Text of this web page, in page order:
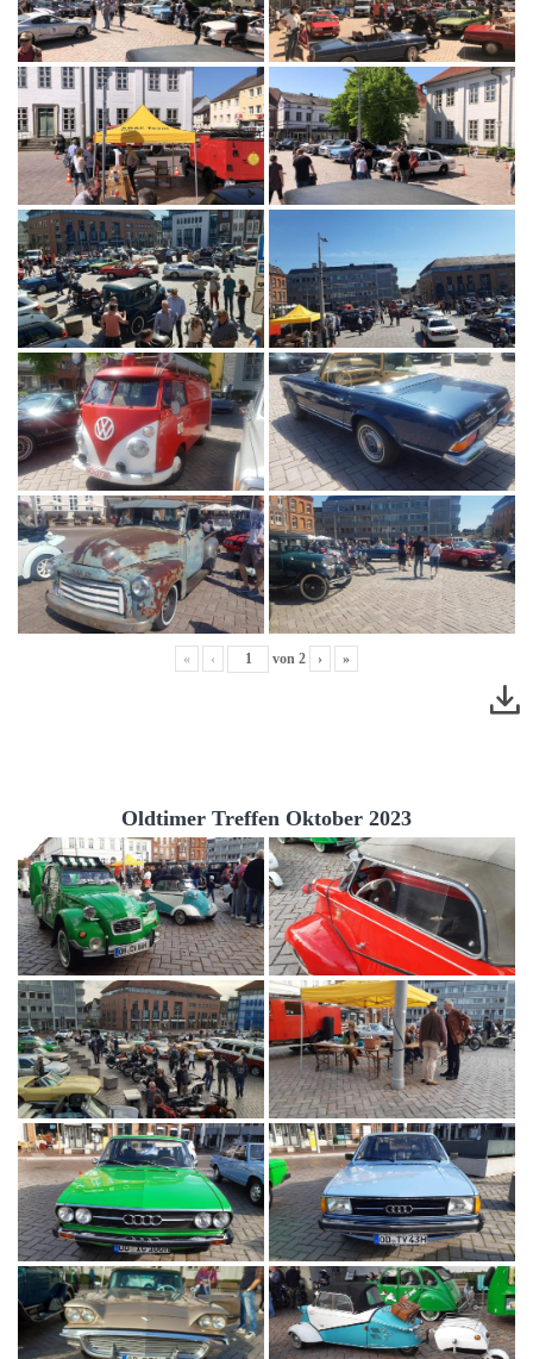
« ‹ von 2 › »
Oldtimer Treffen Oktober 2023